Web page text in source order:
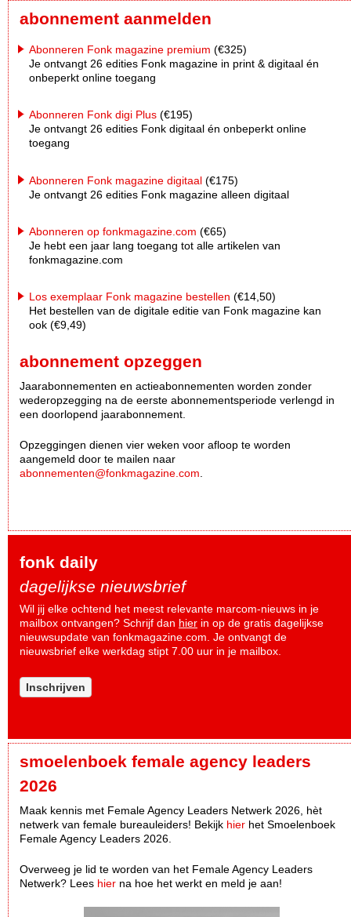
abonnement aanmelden
Abonneren Fonk magazine premium (€325)
Je ontvangt 26 edities Fonk magazine in print & digitaal én
onbeperkt online toegang
Abonneren Fonk digi Plus (€195)
Je ontvangt 26 edities Fonk digitaal én onbeperkt online
toegang
Abonneren Fonk magazine digitaal (€175)
Je ontvangt 26 edities Fonk magazine alleen digitaal
Abonneren op fonkmagazine.com (€65)
Je hebt een jaar lang toegang tot alle artikelen van
fonkmagazine.com
Los exemplaar Fonk magazine bestellen (€14,50)
Het bestellen van de digitale editie van Fonk magazine kan
ook (€9,49)
abonnement opzeggen
Jaarabonnementen en actieabonnementen worden zonder
wederopzegging na de eerste abonnementsperiode verlengd in
een doorlopend jaarabonnement.
Opzeggingen dienen vier weken voor afloop te worden
aangemeld door te mailen naar
abonnementen@fonkmagazine.com
fonk daily
dagelijkse nieuwsbrief
Wil jij elke ochtend het meest relevante marcom-nieuws in je
mailbox ontvangen? Schrijf dan hier in op de gratis dagelijkse
nieuwsupdate van fonkmagazine.com. Je ontvangt de
nieuwsbrief elke werkdag stipt 7.00 uur in je mailbox.
Inschrijven
smoelenboek female agency leaders
2026
Maak kennis met Female Agency Leaders Netwerk 2026, hèt
netwerk van female bureauleiders! Bekijk hier het Smoelenboek
Female Agency Leaders 2026.
Overweeg je lid te worden van het Female Agency Leaders
Netwerk? Lees hier na hoe het werkt en meld je aan!